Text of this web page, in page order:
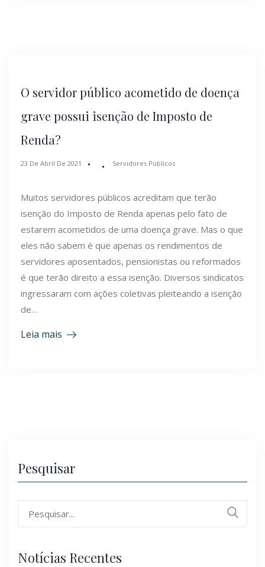
O servidor público acometido de doença
grave possui isenção de Imposto de
Renda?
23 De Abril De 2021 Servidores Públicos
Muitos servidores públicos acreditam que terão
isenção do Imposto de Renda apenas pelo fato de
estarem acometidos de uma doença grave. Mas o que
eles não sabem é que apenas os rendimentos de
servidores aposentados, pensionistas ou reformados
é que terão direito a essa isenção. Diversos sindicatos
ingressaram com ações coletivas pleiteando a isenção
de…
Leia mais
Pesquisar
Notícias Recentes